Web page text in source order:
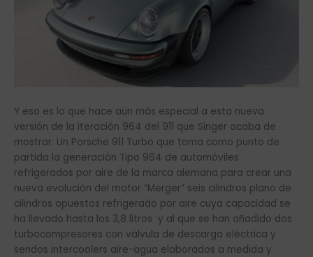
Y eso es lo que hace aún más especial a esta nueva
versión de la iteración 964 del 911 que Singer acaba de
mostrar. Un Porsche 911 Turbo que toma como punto de
partida la generación Tipo 964 de automóviles
refrigerados por aire de la marca alemana para crear una
nueva evolución del motor “Merger” seis cilindros plano de
cilindros opuestos refrigerado por aire cuya capacidad se
ha llevado hasta los 3,8 litros y al que se han añadido dos
turbocompresores con válvula de descarga eléctrica y
sendos intercoolers aire-agua elaborados a medida y